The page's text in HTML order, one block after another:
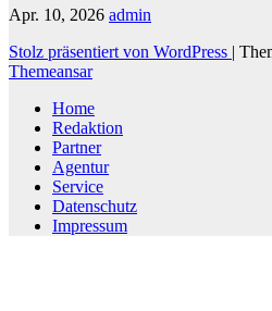
Apr. 10, 2026 admin
Stolz präsentiert von WordPress |
Themeansar
Home
Redaktion
Partner
Agentur
Service
Datenschutz
Impressum